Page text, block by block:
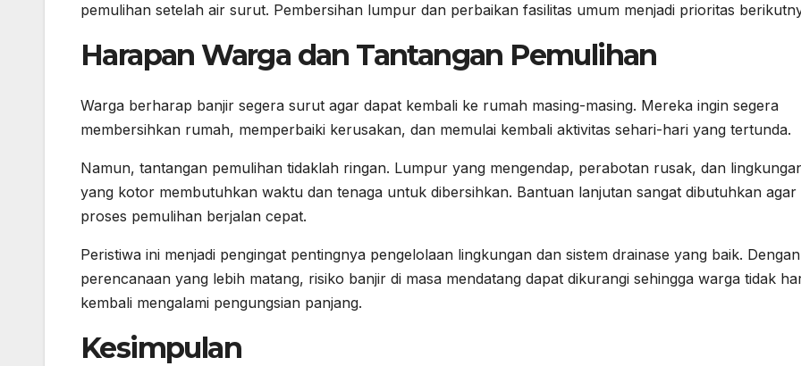
pemulihan setelah air surut. Pembersihan lumpur dan perbaikan fasilitas umum menjadi prioritas
Harapan Warga dan Tantangan Pemulihan
Warga berharap banjir segera surut agar dapat kembali ke rumah masing-masing. Mereka ingin segera
membersihkan rumah, memperbaiki kerusakan, dan memulai kembali aktivitas sehari-hari yang tertunda.
Namun, tantangan pemulihan tidaklah ringan. Lumpur yang mengendap, perabotan rusak, dan
yang kotor membutuhkan waktu dan tenaga untuk dibersihkan. Bantuan lanjutan sangat dibutuhkan agar
proses pemulihan berjalan cepat.
Peristiwa ini menjadi pengingat pentingnya pengelolaan lingkungan dan sistem drainase yang baik. Dengan
perencanaan yang lebih matang, risiko banjir di masa mendatang dapat dikurangi sehingga warga tidak
kembali mengalami pengungsian panjang.
Kesimpulan